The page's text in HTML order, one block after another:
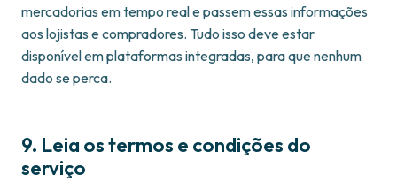
mercadorias em tempo real e passem essas informações
aos lojistas e compradores. Tudo isso deve estar
disponível em plataformas integradas, para que nenhum
dado se perca.
9. Leia os termos e condições do
serviço